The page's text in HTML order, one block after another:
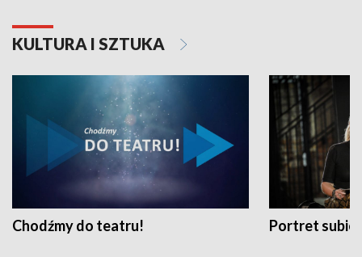
KULTURA I SZTUKA
Chodźmy do teatru! Portret